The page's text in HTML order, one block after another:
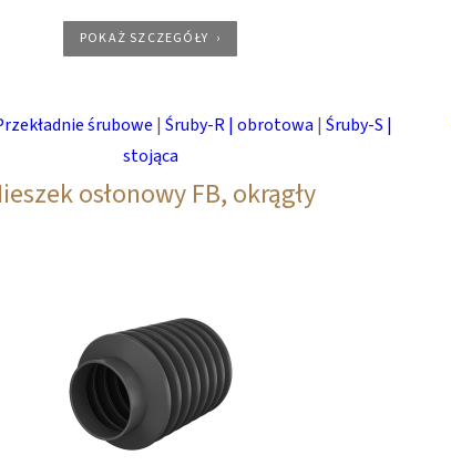
POKAŻ SZCZEGÓŁY
śrubowe |Śruby-R | obrotowa |Śruby-S |
stojąca
osłonowy FB, okrągły